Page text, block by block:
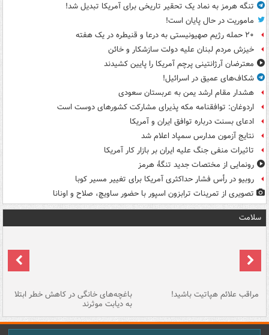
تنگه هرمز به نماد یک تحقیر تاریخی برای آمریکا تبدیل شد!
ماموریت در حال پایان است!
۲۰ حمله رژیم صهیونیستی به درعا و قنیطره در یک هفته
خیزش مردم لبنان علیه دولت سازشکار و خائن
معترضان آرژانتینی پرچم آمریکا را پایین کشیدند
شکاف‌های عمیق در اسرائیل!
هشدار مقام ارشد یمن به عربستان سعودی
اردوغان: توافقنامه مکه پذیرای مشارکت کشورهای دوست است
ادعای بسنت درباره توافق ایران و آمریکا
نتایج آزمون مدارس سمپاد اعلام شد
تاثیرات منفی جنگ علیه ایران بر بازار کار آمریکا
رونمایی از مختصات جدید تنگۀ هرمز
روبیو در رأس فشار حداکثری آمریکا برای تغییر مسیر کوبا
تصویری از تمرینات ترابزون اسپور با حضور ساویچ، صلاح و اونانا
سلامت
مراقب علائم هپاتیت باشید! باغچه‌های خانگی در کاهش خطر ابتلا
به دیابت موثرند